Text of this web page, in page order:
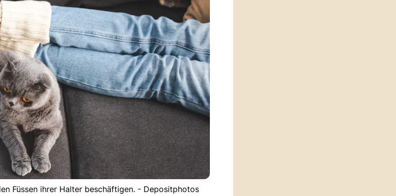
Füssen ihrer Halter beschäftigen. - Depositphotos